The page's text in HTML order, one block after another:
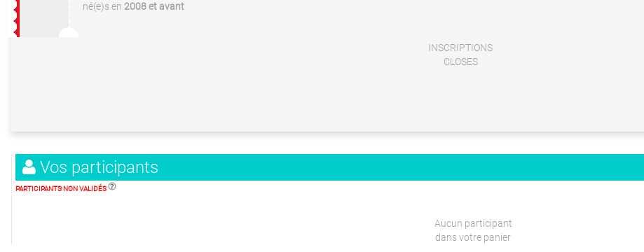
né(e)s en 2008 et avant
INSCRIPTIONS
CLOSES
Vos participants
PARTICIPANTS NON VALIDÉS
Aucun participant
dans votre panier